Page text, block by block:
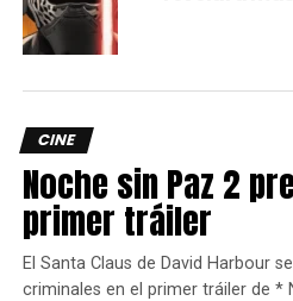
si todo esto fuera poco, una vez
ejercito droide.
CINE
Noche sin Paz 2
primer tráiler
El Santa Claus de David Harbour
criminales en el primer tráiler de *